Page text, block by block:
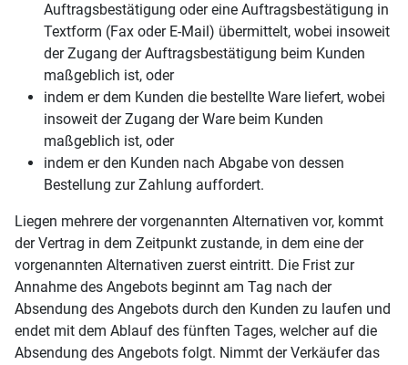
Auftragsbestätigung oder eine Auftragsbestätigung in
Textform (Fax oder E-Mail) übermittelt, wobei insoweit
der Zugang der Auftragsbestätigung beim Kunden
maßgeblich ist, oder
indem er dem Kunden die bestellte Ware liefert, wobei
insoweit der Zugang der Ware beim Kunden
maßgeblich ist, oder
indem er den Kunden nach Abgabe von dessen
Bestellung zur Zahlung auffordert.
Liegen mehrere der vorgenannten Alternativen vor, kommt
der Vertrag in dem Zeitpunkt zustande, in dem eine der
vorgenannten Alternativen zuerst eintritt. Die Frist zur
Annahme des Angebots beginnt am Tag nach der
Absendung des Angebots durch den Kunden zu laufen und
endet mit dem Ablauf des fünften Tages, welcher auf die
Absendung des Angebots folgt. Nimmt der Verkäufer das